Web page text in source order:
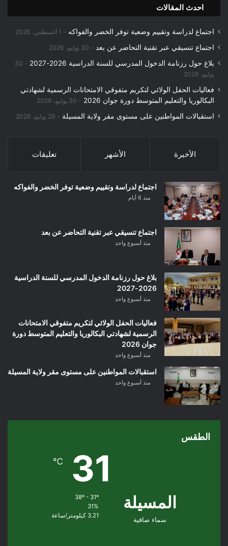
احدث المقالات
اجتماع لدراسة وتقييم وضعية توفر الخضر والفواكه 1 أغسطس، 2026
اجتماع تنسيقي عبر تقنية التحاضر عن بعد 30 يوليو، 2026
بلاغ حول رزنامة الدخول المدرسي للسنة الدراسية 2026-2027
30
يوليو، 2026
فعاليات الحفل الولائي لتكريم متفوقي الامتحانات الرسمية لشهادتي
البكالوريا والتعليم المتوسط دورة جوان 2026
30 يوليو، 2026
استقبالات المواطنين على مستوى مقر ولاية المسيلة 29 يوليو، 2026
الأخيرة الأشهر تعليقات
اجتماع لدراسة وتقييم وضعية توفر الخضر والفواكه
منذ 6 أيام
اجتماع تنسيقي عبر تقنية التحاضر عن بعد
منذ أسبوع واحد
بلاغ حول رزنامة الدخول المدرسي للسنة الدراسية
2026-2027
منذ أسبوع واحد
فعاليات الحفل الولائي لتكريم متفوقي الامتحانات
الرسمية لشهادتي البكالوريا والتعليم المتوسط دورة
جوان 2026
منذ أسبوع واحد
استقبالات المواطنين على مستوى مقر ولاية المسيلة
منذ أسبوع واحد
الطقس
المسيلة
سماء صافية
31
℃
31%
3.21 كيلومتر/ساعة